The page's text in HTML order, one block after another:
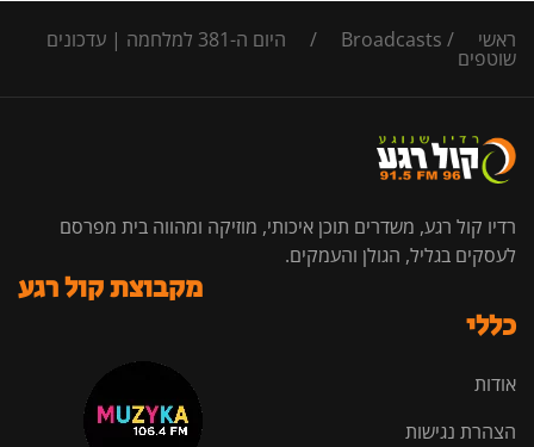
ראשי /
Broadcasts
/ היום ה-381 למלחמה | עדכונים
שוטפים
רדיו קול רגע, משדרים תוכן איכותי, מוזיקה ומהווה בית מפרסם
לעסקים בגליל, הגולן והעמקים.
כללי
אודות
הצהרת נגישות
מקבוצת קול רגע